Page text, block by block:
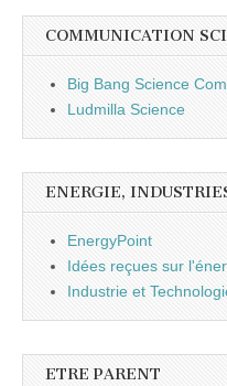
COMMUNICATION
Big Bang Science
Ludmilla Science
ENERGIE,
EnergyPoint
Idées reçues sur
Industrie et
ETRE PARENT